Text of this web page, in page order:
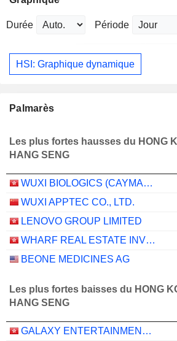
Durée Période
HSI: Graphique dynamique
Palmarès
Les plus fortes hausses du HONG
HANG SENG
WUXI BIOLOGICS (CAYMAN) INC.
WUXI APPTEC CO., LTD.
LENOVO GROUP LIMITED
WHARF REAL ESTATE INVESTMENT COMPANY LIMITED
BEONE MEDICINES AG
Les plus fortes baisses du HONG
HANG SENG
GALAXY ENTERTAINMENT GROUP LIMITED